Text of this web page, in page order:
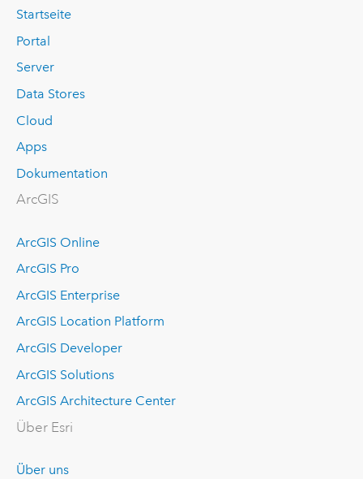
Startseite
Portal
Server
Data Stores
Cloud
Apps
Dokumentation
ArcGIS
ArcGIS Online
ArcGIS Pro
ArcGIS Enterprise
ArcGIS Location Platform
ArcGIS Developer
ArcGIS Solutions
ArcGIS Architecture Center
Über Esri
Über uns